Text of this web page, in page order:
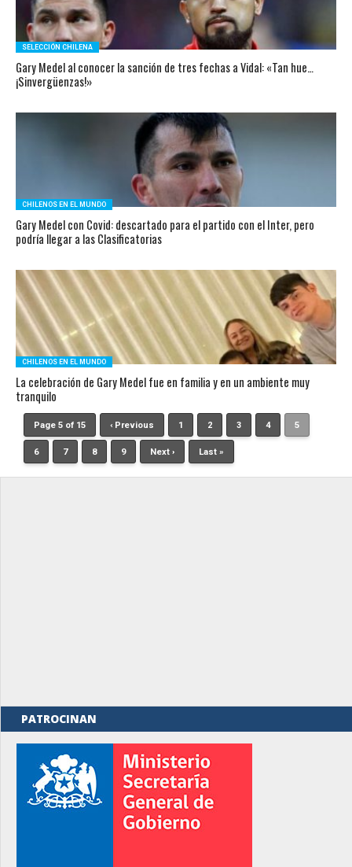
SELECCIÓN CHILENA
Gary Medel al conocer la sanción de tres fechas a Vidal: «Tan hue…
¡Sinvergüenzas!»
CHILENOS EN EL MUNDO
Gary Medel con Covid: descartado para el partido con el Inter, pero
podría llegar a las Clasificatorias
CHILENOS EN EL MUNDO
La celebración de Gary Medel fue en familia y en un ambiente muy
tranquilo
Page 5 of 15 ‹ Previous 1 2 3 4 5
6 7 8 9 Next › Last »
PATROCINAN